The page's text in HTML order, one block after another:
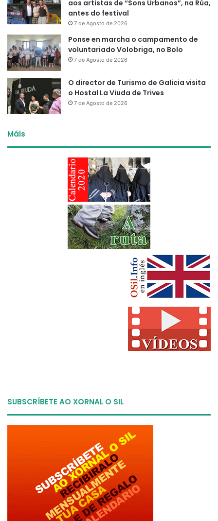
aos artistas de “Sons Urbanos”, na Rúa,
antes do festival
7 de Agosto de 2026
Ponse en marcha o campamento de
voluntariado Volobriga, no Bolo
7 de Agosto de 2026
O director de Turismo de Galicia visita
o Hostal La Viuda de Trives
7 de Agosto de 2026
Máis
SUBSCRÍBETE AO XORNAL O SIL